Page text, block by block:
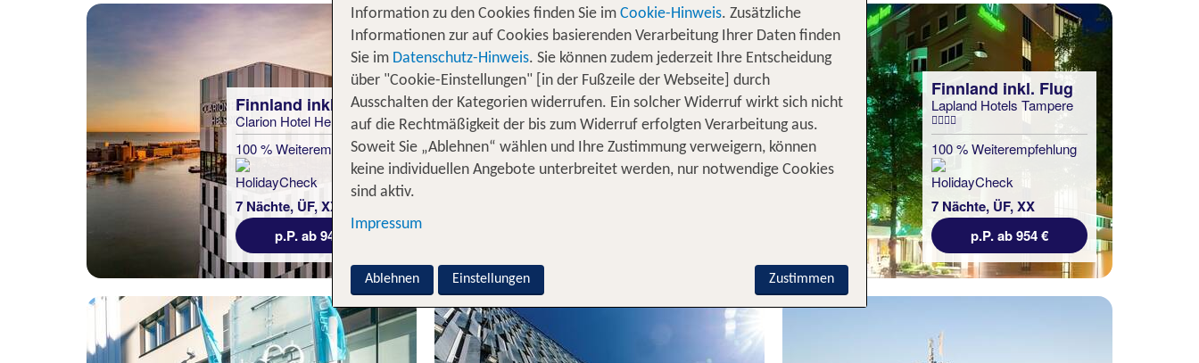
Finnland inkl. Flug
Clarion Hotel Helsinki
100 % Weiterempfehlung
7 Nächte, ÜF, XX
p.P. ab 941 €
Finnland inkl. Flug
Hotel Levi Panorama
100 % Weiterempfehlung
Finnland inkl. Flug
Lapland Hotels Tampere
100 % Weiterempfehlung
7 Nächte, ÜF, XX
p.P. ab 954 €
Information zu den Cookies finden Sie im Cookie-Hinweis. Zusätzliche
Informationen zur auf Cookies basierenden Verarbeitung Ihrer Daten finden
Sie im Datenschutz-Hinweis. Sie können zudem jederzeit Ihre Entscheidung
über "Cookie-Einstellungen" [in der Fußzeile der Webseite] durch
Ausschalten der Kategorien widerrufen. Ein solcher Widerruf wirkt sich nicht
auf die Rechtmäßigkeit der bis zum Widerruf erfolgten Verarbeitung aus.
Soweit Sie „Ablehnen“ wählen und Ihre Zustimmung verweigern, können
keine individuellen Angebote unterbreitet werden, nur notwendige Cookies
sind aktiv.
Impressum
Zustimmen
Ablehnen Einstellungen